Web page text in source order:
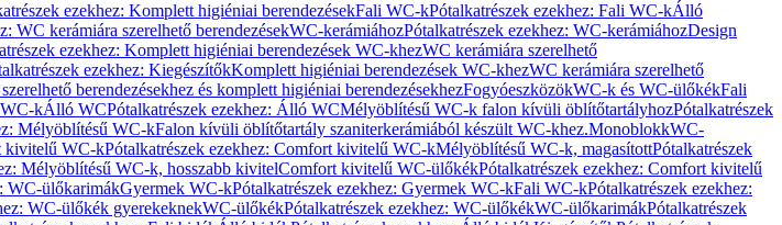
ezekhez: Komplett higiéniai berendezésekFali WC-kPótalkatrészek ezekhez: Fali WC-kÁlló
WC kerámiára szerelhető berendezésekWC-kerámiáhozPótalkatrészek ezekhez: WC-kerámiáhozDesign
ezekhez: Komplett higiéniai berendezések WC-khezWC kerámiára szerelhető
ezekhez: KiegészítőkKomplett higiéniai berendezések WC-khezWC kerámiára szerelhető
berendezésekhez és komplett higiéniai berendezésekhezFogyóeszközökWC-k és WC-ülőkékFali
kÁlló WCPótalkatrészek ezekhez: Álló WCMélyöblítésű WC-k falon kívüli öblítőtartályhozPótalkatrészek
Mélyöblítésű WC-kFalon kívüli öblítőtartály szaniterkerámiából készült WC-khez.MonoblokkWC-
kivitelű WC-kPótalkatrészek ezekhez: Comfort kivitelű WC-kMélyöblítésű WC-k, magasítottPótalkatrészek
Mélyöblítésű WC-k, hosszabb kivitelComfort kivitelű WC-ülőkékPótalkatrészek ezekhez: Comfort kivitelű
WC-ülőkarimákGyermek WC-kPótalkatrészek ezekhez: Gyermek WC-kFali WC-kPótalkatrészek ezekhez:
WC-ülőkék gyerekeknekWC-ülőkékPótalkatrészek ezekhez: WC-ülőkékWC-ülőkarimákPótalkatrészek